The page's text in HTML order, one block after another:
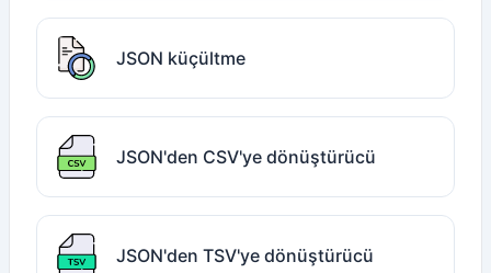
JSON küçültme
JSON'den CSV'ye dönüştürücü
JSON'den TSV'ye dönüştürücü